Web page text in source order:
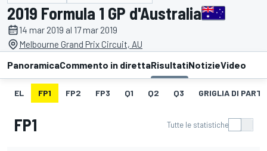
2019 Formula 1 GP d'Australia
14 mar 2019 al 17 mar 2019
Melbourne Grand Prix Circuit, AU
PanoramicaCommento in direttaRisultatiNotizieVideo
EL FP1 FP2 FP3 Q1 Q2 Q3 GRIGLIA DI
FP1 Tutte le statistiche